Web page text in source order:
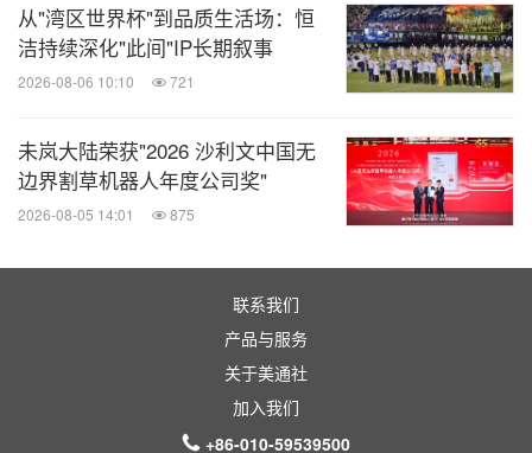
从"湾区世界杯"到品质生活场：恒
洁持续深化"此间"IP长期叙事
2026-08-06 10:10 721
未岚大陆荣获"2026 沙利文中国无
边界割草机器人年度公司奖"
2026-08-05 14:01 875
联系我们
产品与服务
关于美通社
加入我们
+86-010-59539500